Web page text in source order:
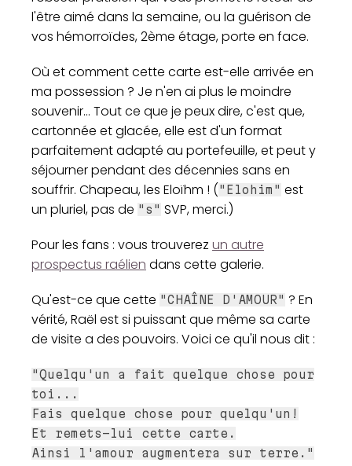
l'être aimé dans la semaine, ou la guérison de
vos hémorroïdes, 2ème étage, porte en face.
Où et comment cette carte est-elle arrivée en
ma possession ? Je n'en ai plus le moindre
souvenir... Tout ce que je peux dire, c'est que,
cartonnée et glacée, elle est d'un format
parfaitement adapté au portefeuille, et peut y
séjourner pendant des décennies sans en
souffrir. Chapeau, les Eloïhm ! ("Elohim" est
un pluriel, pas de "s" SVP, merci.)
Pour les fans : vous trouverez un autre
prospectus raélien dans cette galerie.
Qu'est-ce que cette "CHAÎNE D'AMOUR" ? En
vérité, Raël est si puissant que même sa carte
de visite a des pouvoirs. Voici ce qu'il nous dit :
"Quelqu'un a fait quelque chose pour
toi...
Fais quelque chose pour quelqu'un!
Et remets-lui cette carte.
Ainsi l'amour augmentera sur terre."